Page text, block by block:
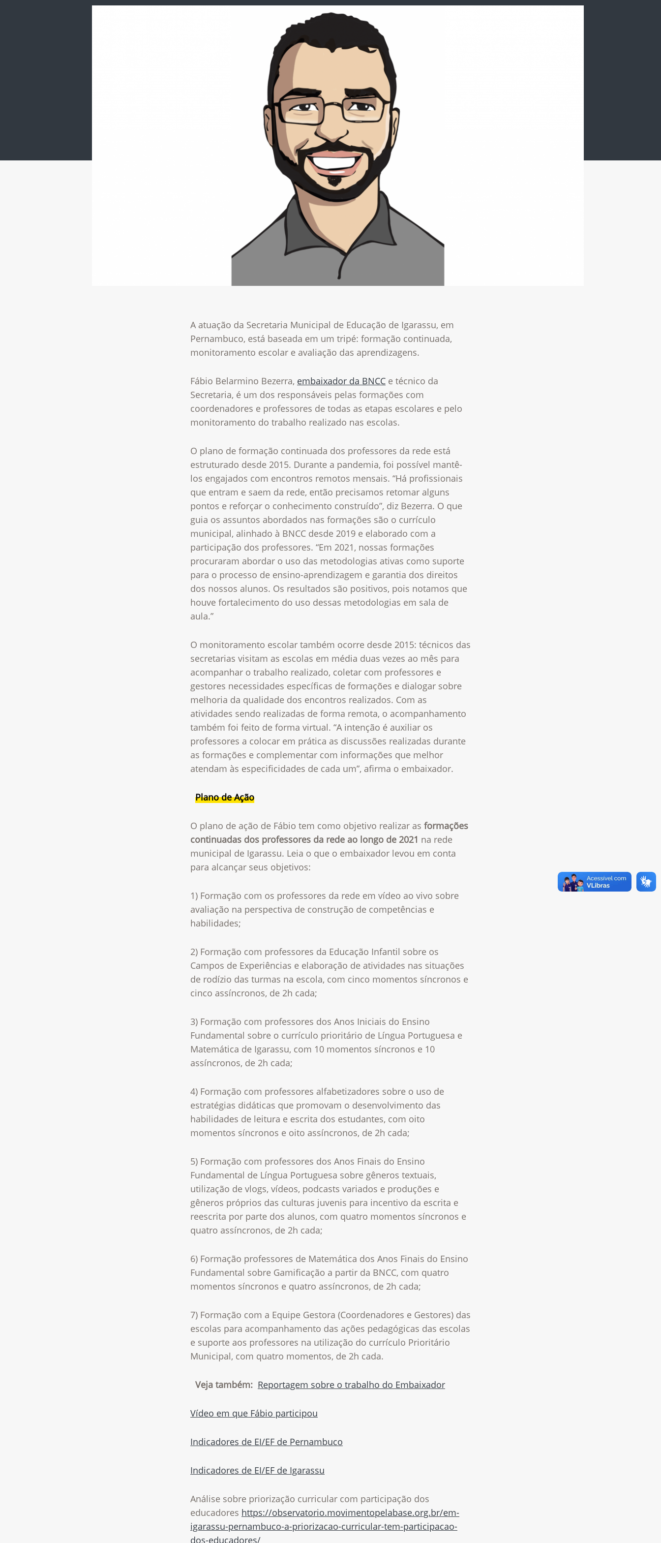
A atuação da Secretaria Municipal de Educação de Igarassu, em
Pernambuco, está baseada em um tripé: formação continuada,
monitoramento escolar e avaliação das aprendizagens.
Fábio Belarmino Bezerra, embaixador da BNCC e técnico da
Secretaria, é um dos responsáveis pelas formações com
coordenadores e professores de todas as etapas escolares e pelo
monitoramento do trabalho realizado nas escolas.
O plano de formação continuada dos professores da rede está
estruturado desde 2015. Durante a pandemia, foi possível mantê-
los engajados com encontros remotos mensais. “Há profissionais
que entram e saem da rede, então precisamos retomar alguns
pontos e reforçar o conhecimento construído”, diz Bezerra. O que
guia os assuntos abordados nas formações são o currículo
municipal, alinhado à BNCC desde 2019 e elaborado com a
participação dos professores. “Em 2021, nossas formações
procuraram abordar o uso das metodologias ativas como suporte
para o processo de ensino-aprendizagem e garantia dos direitos
dos nossos alunos. Os resultados são positivos, pois notamos que
houve fortalecimento do uso dessas metodologias em sala de
aula.”
O monitoramento escolar também ocorre desde 2015: técnicos das
secretarias visitam as escolas em média duas vezes ao mês para
acompanhar o trabalho realizado, coletar com professores e
gestores necessidades específicas de formações e dialogar sobre
melhoria da qualidade dos encontros realizados. Com as
atividades sendo realizadas de forma remota, o acompanhamento
também foi feito de forma virtual. “A intenção é auxiliar os
professores a colocar em prática as discussões realizadas durante
as formações e complementar com informações que melhor
atendam às especificidades de cada um”, afirma o embaixador.
Plano de Ação
O plano de ação de Fábio tem como objetivo realizar as formações
continuadas dos professores da rede ao longo de 2021 na rede
municipal de Igarassu. Leia o que o embaixador levou em conta
para alcançar seus objetivos:
1) Formação com os professores da rede em vídeo ao vivo sobre
avaliação na perspectiva de construção de competências e
habilidades;
2) Formação com professores da Educação Infantil sobre os
Campos de Experiências e elaboração de atividades nas situações
de rodízio das turmas na escola, com cinco momentos síncronos e
cinco assíncronos, de 2h cada;
3) Formação com professores dos Anos Iniciais do Ensino
Fundamental sobre o currículo prioritário de Língua Portuguesa e
Matemática de Igarassu, com 10 momentos síncronos e 10
assíncronos, de 2h cada;
4) Formação com professores alfabetizadores sobre o uso de
estratégias didáticas que promovam o desenvolvimento das
habilidades de leitura e escrita dos estudantes, com oito
momentos síncronos e oito assíncronos, de 2h cada;
5) Formação com professores dos Anos Finais do Ensino
Fundamental de Língua Portuguesa sobre gêneros textuais,
utilização de vlogs, vídeos, podcasts variados e produções e
gêneros próprios das culturas juvenis para incentivo da escrita e
reescrita por parte dos alunos, com quatro momentos síncronos e
quatro assíncronos, de 2h cada;
6) Formação professores de Matemática dos Anos Finais do Ensino
Fundamental sobre Gamificação a partir da BNCC, com quatro
momentos síncronos e quatro assíncronos, de 2h cada;
7) Formação com a Equipe Gestora (Coordenadores e Gestores) das
escolas para acompanhamento das ações pedagógicas das escolas
e suporte aos professores na utilização do currículo Prioritário
Municipal, com quatro momentos, de 2h cada.
Veja também: Reportagem sobre o trabalho do Embaixador
Vídeo em que Fábio participou
Indicadores de EI/EF de Pernambuco
Indicadores de EI/EF de Igarassu
Análise sobre priorização curricular com participação dos
educadores https://observatorio.movimentopelabase.org.br/em-
igarassu-pernambuco-a-priorizacao-curricular-tem-participacao-
dos-educadores/